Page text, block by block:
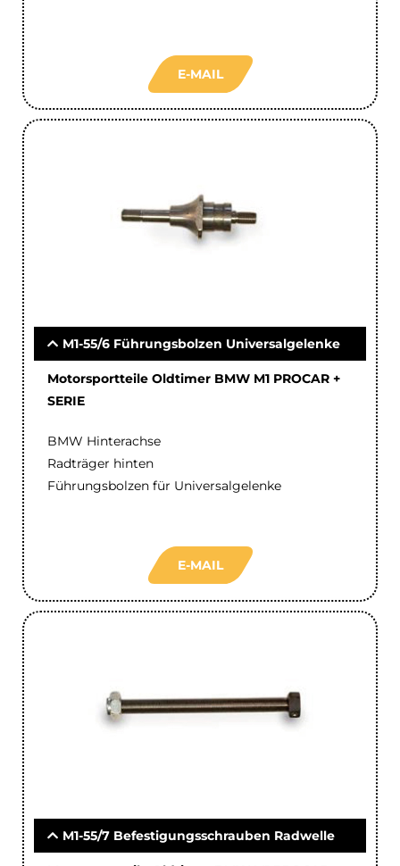
E-MAIL
M1-55/6 Führungsbolzen Universalgelenke
Motorsportteile Oldtimer BMW M1 PROCAR +
SERIE
BMW Hinterachse
Radträger hinten
Führungsbolzen für Universalgelenke
E-MAIL
M1-55/7 Befestigungsschrauben Radwelle